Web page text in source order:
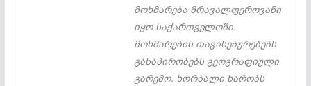
მოხმარება მრავალფეროვანი
იყო საქართველოში.
მოხმარების თავისებურებებს
განაპირობებს გეოგრაფიული
გარემო. ხორბალი ხარობს